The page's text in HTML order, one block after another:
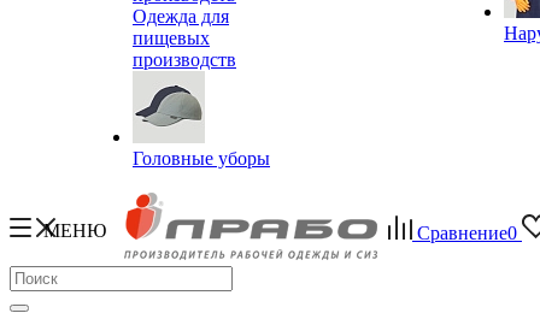
Одежда для
пищевых
производств
Головные уборы
МЕНЮ Сравнение0